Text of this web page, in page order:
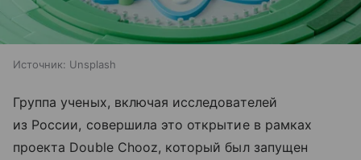
Источник: Unsplash
Группа ученых, включая исследователей
из России, совершила это открытие в рамках
проекта Double Chooz, который был запущен